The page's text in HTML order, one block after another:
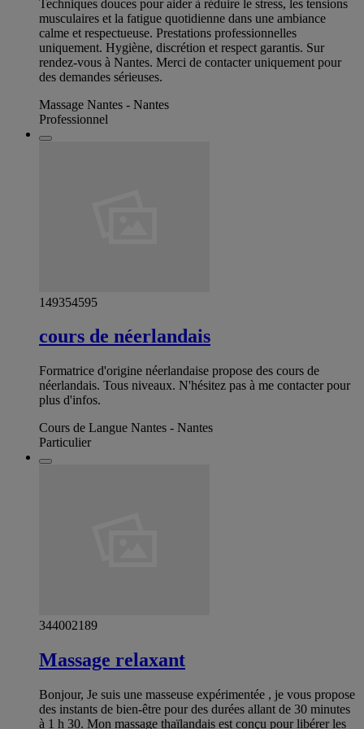
Techniques douces pour aider à réduire le stress, les tensions
musculaires et la fatigue quotidienne dans une ambiance
calme et respectueuse. Prestations professionnelles
uniquement. Hygiène, discrétion et respect garantis. Sur
rendez-vous à Nantes. Merci de contacter uniquement pour
des demandes sérieuses.
Massage Nantes - Nantes
Professionnel
149354595
cours de néerlandais
Formatrice d'origine néerlandaise propose des cours de
néerlandais. Tous niveaux. N'hésitez pas à me contacter pour
plus d'infos.
Cours de Langue Nantes - Nantes
Particulier
344002189
Massage relaxant
Bonjour, Je suis une masseuse expérimentée , je vous propose
des instants de bien-être pour des durées allant de 30 minutes
à 1 h 30. Mon massage thaïlandais est conçu pour libérer les